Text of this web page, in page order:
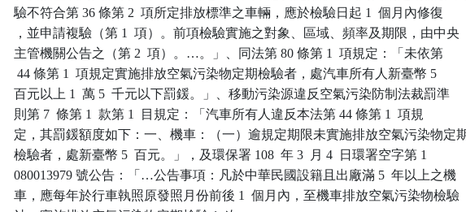
    驗不符合第 36 條第 2  項所定排放標準之車輛，應於檢驗日起 1  個月內修復
    ，並申請複驗（第 1  項）。前項檢驗實施之對象、區域、頻率及期限，由中央
    主管機關公告之（第 2  項）。…。」、同法第 80 條第 1  項規定：「未依第
     44 條第 1  項規定實施排放空氣污染物定期檢驗者，處汽車所有人新臺幣 5
    百元以上 1  萬 5  千元以下罰鍰。」、移動污染源違反空氣污染防制法裁罰準
    則第 7  條第 1  款第 1  目規定：「汽車所有人違反本法第 44 條第 1  項規
定，其罰鍰額度如下：一、機車：（一）逾規定期限未實施排放空氣污染物定
    檢驗者，處新臺幣 5  百元。」，及環保署 108  年 3  月 4  日環署空字第 1
    080013979 號公告：「…公告事項：凡於中華民國設籍且出廠滿 5  年以上之機
    車，應每年於行車執照原發照月份前後 1  個月內，至機車排放空氣污染物檢驗